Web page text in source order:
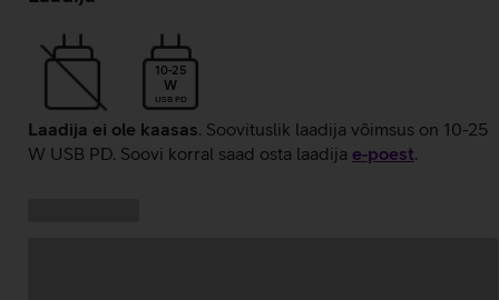
10-25
W
USB PD
Laadija ei ole kaasas. Soovituslik laadija võimsus on 10-25
W USB PD. Soovi korral saad osta laadija e‑poest.